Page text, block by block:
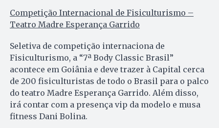
Competição Internacional de Fisiculturismo –
Teatro Madre Esperança Garrido
Seletiva de competição internaciona de
Fisiculturismo, a “7ª Body Classic Brasil”
acontece em Goiânia e deve trazer à Capital cerca
de 200 fisiculturistas de todo o Brasil para o palco
do teatro Madre Esperança Garrido. Além disso,
irá contar com a presença vip da modelo e musa
fitness Dani Bolina.